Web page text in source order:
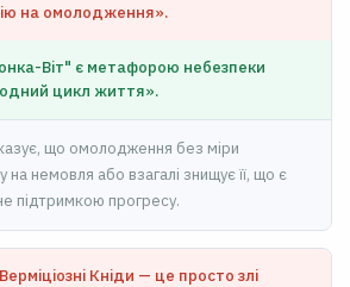
на омолодження».
Віт" є метафорою небезпеки
цикл життя».
що омолодження без міри
немовля або взагалі знищує її, що є
підтримкою прогресу.
Кніди — це просто злі